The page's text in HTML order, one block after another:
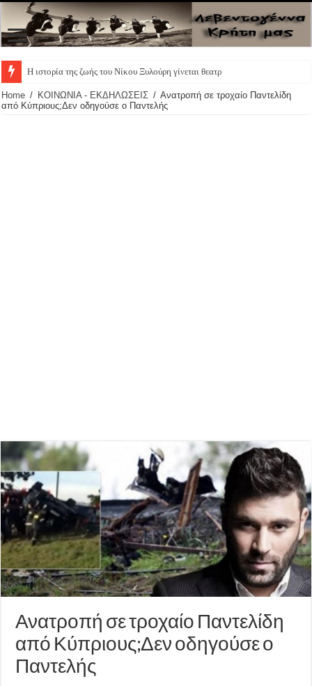
Η ιστορία της ζωής του Νίκου Ξυλούρη γίνεται θεατρική παρ
Home / ΚΟΙΝΩΝΙΑ - ΕΚΔΗΛΩΣΕΙΣ / Ανατροπή σε τροχαίο Παντελίδη
από Κύπριους;Δεν οδηγούσε ο Παντελής
Ανατροπή σε τροχαίο Παντελίδη
από Κύπριους;Δεν οδηγούσε ο
Παντελής